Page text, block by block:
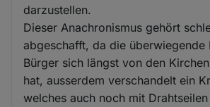
darzustellen.
Dieser Anachronismus gehört
abgeschafft, da die überwiegende
Bürger sich längst von den
hat, ausserdem verschandelt ein
welches auch noch mit